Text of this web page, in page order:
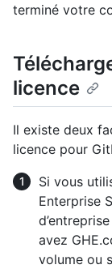
terminé votre
licence
Il existe deux
licence pour
Si vous
Enterprise
avez
volume ou